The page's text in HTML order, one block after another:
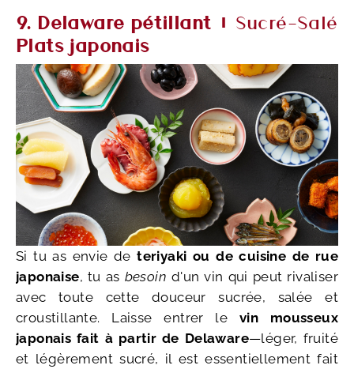
9. Delaware pétillant + Sucré-Salé
Plats japonais
Si tu as envie deteriyaki ou de cuisine de rue
japonaise, tu as besoin d'un vin qui peut rivaliser
avec toute cette douceur sucrée, salée et
croustillante. Laisse entrer le vin mousseux
japonais fait à partir de Delaware—léger, fruité
et légèrement sucré, il est essentiellement fait